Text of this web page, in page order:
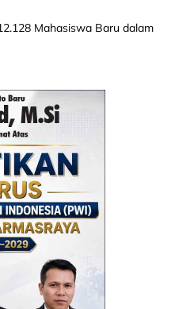
Mahasiswa Baru dalam